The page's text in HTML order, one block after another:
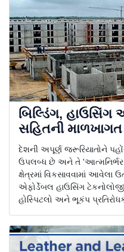
બિલ્ડિંગ,
સહિતની
દેશની અપૂર્ણ જરૂરિયાતોને
ઉપલબ્ધ છે અને તે
ક્ષેત્રમાં વિકસાવવામાં આવેલા
એફોર્ડેબલ હાઉસિંગ
હોસ્પિટલો અને ભૂકંપ